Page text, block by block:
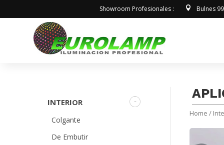
Showroom Profesionales : Bulnes
INTERIOR
Colgante
De Embutir
Home /